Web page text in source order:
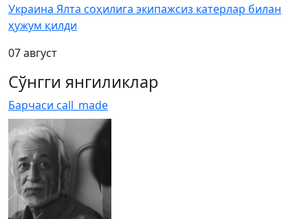
Украина Ялта соҳилига экипажсиз катерлар билан
ҳужум қилди
07 август
Сўнгги янгиликлар
Барчаси call_made